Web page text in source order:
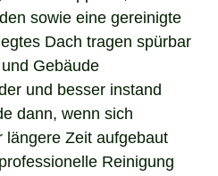
sowie eine gereinigte
Dach tragen spürbar
Gebäude
und besser instand
dann, wenn sich
längere Zeit aufgebaut
Reinigung